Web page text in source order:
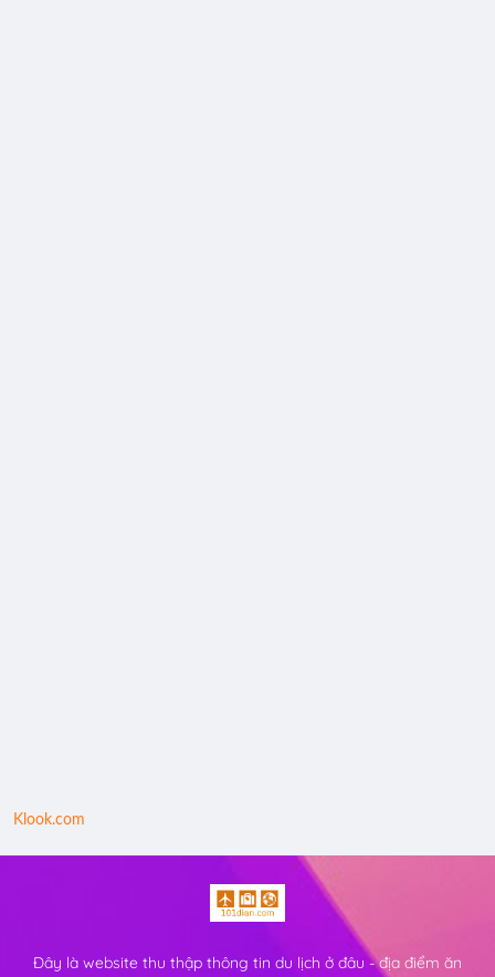
Klook.com
Đây là website thu thập thông tin du lịch ở đâu - địa điểm ăn